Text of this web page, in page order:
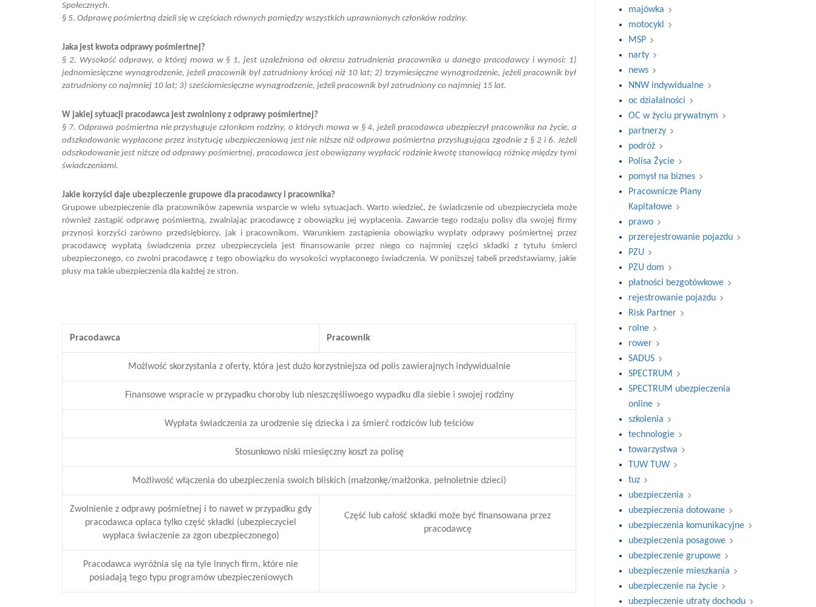
Społecznych.
§ 5. Odprawę pośmiertną dzieli się w częściach równych pomiędzy wszystkich uprawnionych członków rodziny.
Jaka jest kwota odprawy pośmiertnej?
§ 2. Wysokość odprawy, o której mowa w § 1, jest uzależniona od okresu zatrudnienia pracownika u danego pracodawcy i wynosi: 1)
jednomiesięczne wynagrodzenie, jeżeli pracownik był zatrudniony krócej niż 10 lat; 2) trzymiesięczne wynagrodzenie, jeżeli pracownik był
zatrudniony co najmniej 10 lat; 3) sześciomiesięczne wynagrodzenie, jeżeli pracownik był zatrudniony co najmniej 15 lat.
W jakiej sytuacji pracodawca jest zwolniony z odprawy pośmiertnej?
§ 7. Odprawa pośmiertna nie przysługuje członkom rodziny, o których mowa w § 4, jeżeli pracodawca ubezpieczył pracownika na życie, a
odszkodowanie wypłacone przez instytucję ubezpieczeniową jest nie niższe niż odprawa pośmiertna przysługująca zgodnie z § 2 i 6. Jeżeli
odszkodowanie jest niższe od odprawy pośmiertnej, pracodawca jest obowiązany wypłacić rodzinie kwotę stanowiącą różnicę między tymi
świadczeniami.
Jakie korzyści daje ubezpieczenie grupowe dla pracodawcy i pracownika?
Grupowe ubezpieczenie dla pracowników zapewnia wsparcie w wielu sytuacjach. Warto wiedzieć, że świadczenie od ubezpieczyciela może
również zastąpić odprawę pośmiertną, zwalniając pracodawcę z obowiązku jej wypłacenia. Zawarcie tego rodzaju polisy dla swojej firmy
przynosi korzyści zarówno przedsiębiorcy, jak i pracownikom. Warunkiem zastąpienia obowiązku wypłaty odprawy pośmiertnej przez
pracodawcę wypłatą świadczenia przez ubezpieczyciela jest finansowanie przez niego co najmniej części składki z tytułu śmierci
ubezpieczonego, co zwolni pracodawcę z tego obowiązku do wysokości wypłaconego świadczenia. W poniższej tabeli przedstawiamy, jakie
plusy ma takie ubezpieczenia dla każdej ze stron.
Pracodawca Pracownik
Możlwość skorzystania z oferty, która jest dużo korzystniejsza od polis zawierajnych indywidualnie
Finansowe wspracie w przypadku choroby lub nieszczęśliwoego wypadku dla siebie i swojej rodziny
Wypłata świadczenia za urodzenie się dziecka i za śmierć rodziców lub teściów
Stosunkowo niski miesięczny koszt za polisę
Możliwość włączenia do ubezpieczenia swoich bliskich (małzonkę/małżonka, pełnoletnie dzieci)
Zwolnienie z odprawy pośmietnej i to nawet w przypadku gdy
pracodawca opłaca tylko część składki (ubezpieczyciel
wypłaca świaczenie za zgon ubezpieczonego)
Część lub całość składki może być finansowana przez
pracodawcę
Pracodawca wyróżnia się na tyle innych firm, które nie
posiadają tego typu programów ubezpieczeniowych
majówka
motocykl
MSP
narty
news
NNW indywidualne
oc działalności
OC w życiu prywatnym
partnerzy
podróż
Polisa Życie
pomysł na biznes
Pracownicze Plany
Kapitałowe
prawo
przerejestrowanie pojazdu
PZU
PZU dom
płatności bezgotówkowe
rejestrowanie pojazdu
Risk Partner
rolne
rower
SADUS
SPECTRUM
SPECTRUM ubezpieczenia
online
szkolenia
technologie
towarzystwa
TUW TUW
tuz
ubezpieczenia
ubezpieczenia dotowane
ubezpieczenia komunikacyjne
ubezpieczenia posagowe
ubezpieczenie grupowe
ubezpieczenie mieszkania
ubezpieczenie na życie
ubezpieczenie utraty dochodu